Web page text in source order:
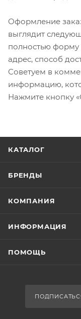
Оформление
выглядит
полностью форму
адрес, способ
Советуем в
информацию,
Нажмите кнопку
КАТАЛОГ
БРЕНДЫ
КОМПАНИЯ
ИНФОРМАЦИЯ
ПОМОЩЬ